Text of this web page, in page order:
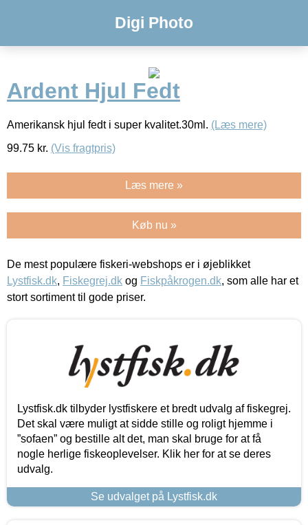
Digi Photo
Ardent Hjul Fedt
Amerikansk hjul fedt i super kvalitet.30ml. (Læs mere)
99.75 kr. (Vis fragtpris)
Læs mere »
Køb nu »
De mest populære fiskeri-webshops er i øjeblikket
Lystfisk.dk, Fiskegrej.dk og Fiskpåkrogen.dk, som alle har et
stort sortiment til gode priser.
Lystfisk.dk tilbyder lystfiskere et bredt udvalg af fiskegrej.
Det skal være muligt at sidde stille og roligt hjemme i
”sofaen” og bestille alt det, man skal bruge for at få
nogle herlige fiskeoplevelser. Klik her for at se deres
udvalg.
Se udvalget på Lystfisk.dk